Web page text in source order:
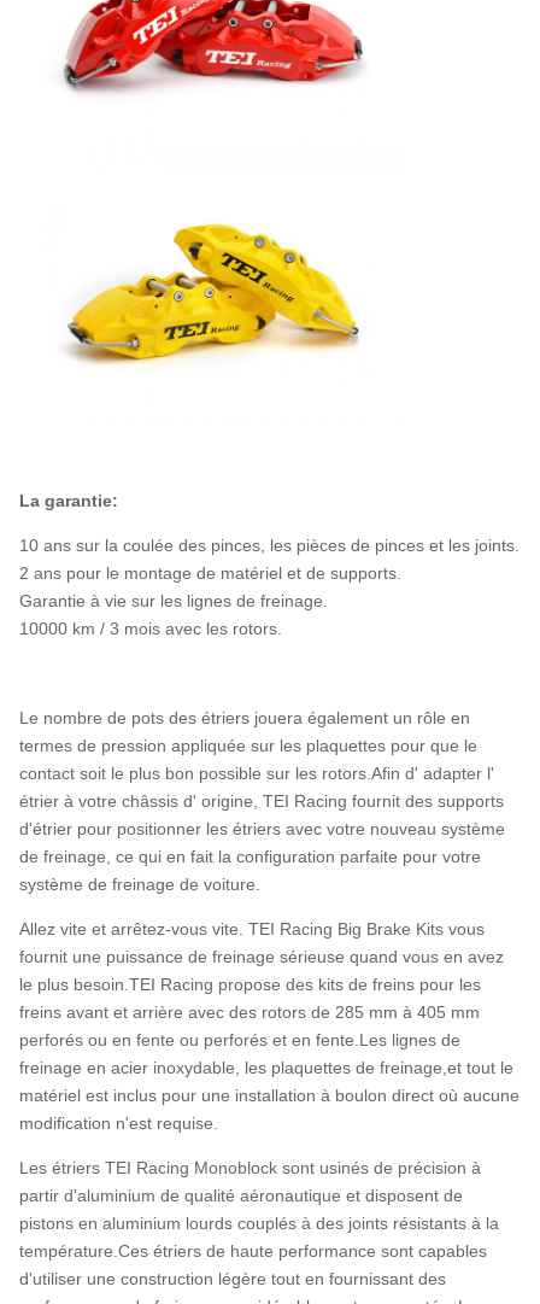
La garantie:
10 ans sur la coulée des pinces, les pièces de pinces et les joints.
2 ans pour le montage de matériel et de supports.
Garantie à vie sur les lignes de freinage.
10000 km / 3 mois avec les rotors.
Le nombre de pots des étriers jouera également un rôle en
termes de pression appliquée sur les plaquettes pour que le
contact soit le plus bon possible sur les rotors.Afin d' adapter l'
étrier à votre châssis d' origine, TEI Racing fournit des supports
d'étrier pour positionner les étriers avec votre nouveau système
de freinage, ce qui en fait la configuration parfaite pour votre
système de freinage de voiture.
Allez vite et arrêtez-vous vite. TEI Racing Big Brake Kits vous
fournit une puissance de freinage sérieuse quand vous en avez
le plus besoin.TEI Racing propose des kits de freins pour les
freins avant et arrière avec des rotors de 285 mm à 405 mm
perforés ou en fente ou perforés et en fente.Les lignes de
freinage en acier inoxydable, les plaquettes de freinage,et tout le
matériel est inclus pour une installation à boulon direct où aucune
modification n'est requise.
Les étriers TEI Racing Monoblock sont usinés de précision à
partir d'aluminium de qualité aéronautique et disposent de
pistons en aluminium lourds couplés à des joints résistants à la
température.Ces étriers de haute performance sont capables
d'utiliser une construction légère tout en fournissant des